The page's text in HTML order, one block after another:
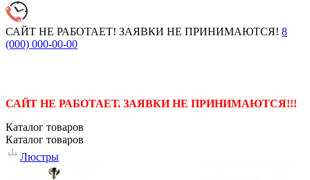
САЙТ НЕ РАБОТАЕТ! ЗАЯВКИ НЕ ПРИНИМАЮТСЯ! 8
(000) 000-00-00
САЙТ НЕ РАБОТАЕТ. ЗАЯВКИ НЕ ПРИНИМАЮТСЯ!!!
Каталог товаров
Каталог товаров
Люстры